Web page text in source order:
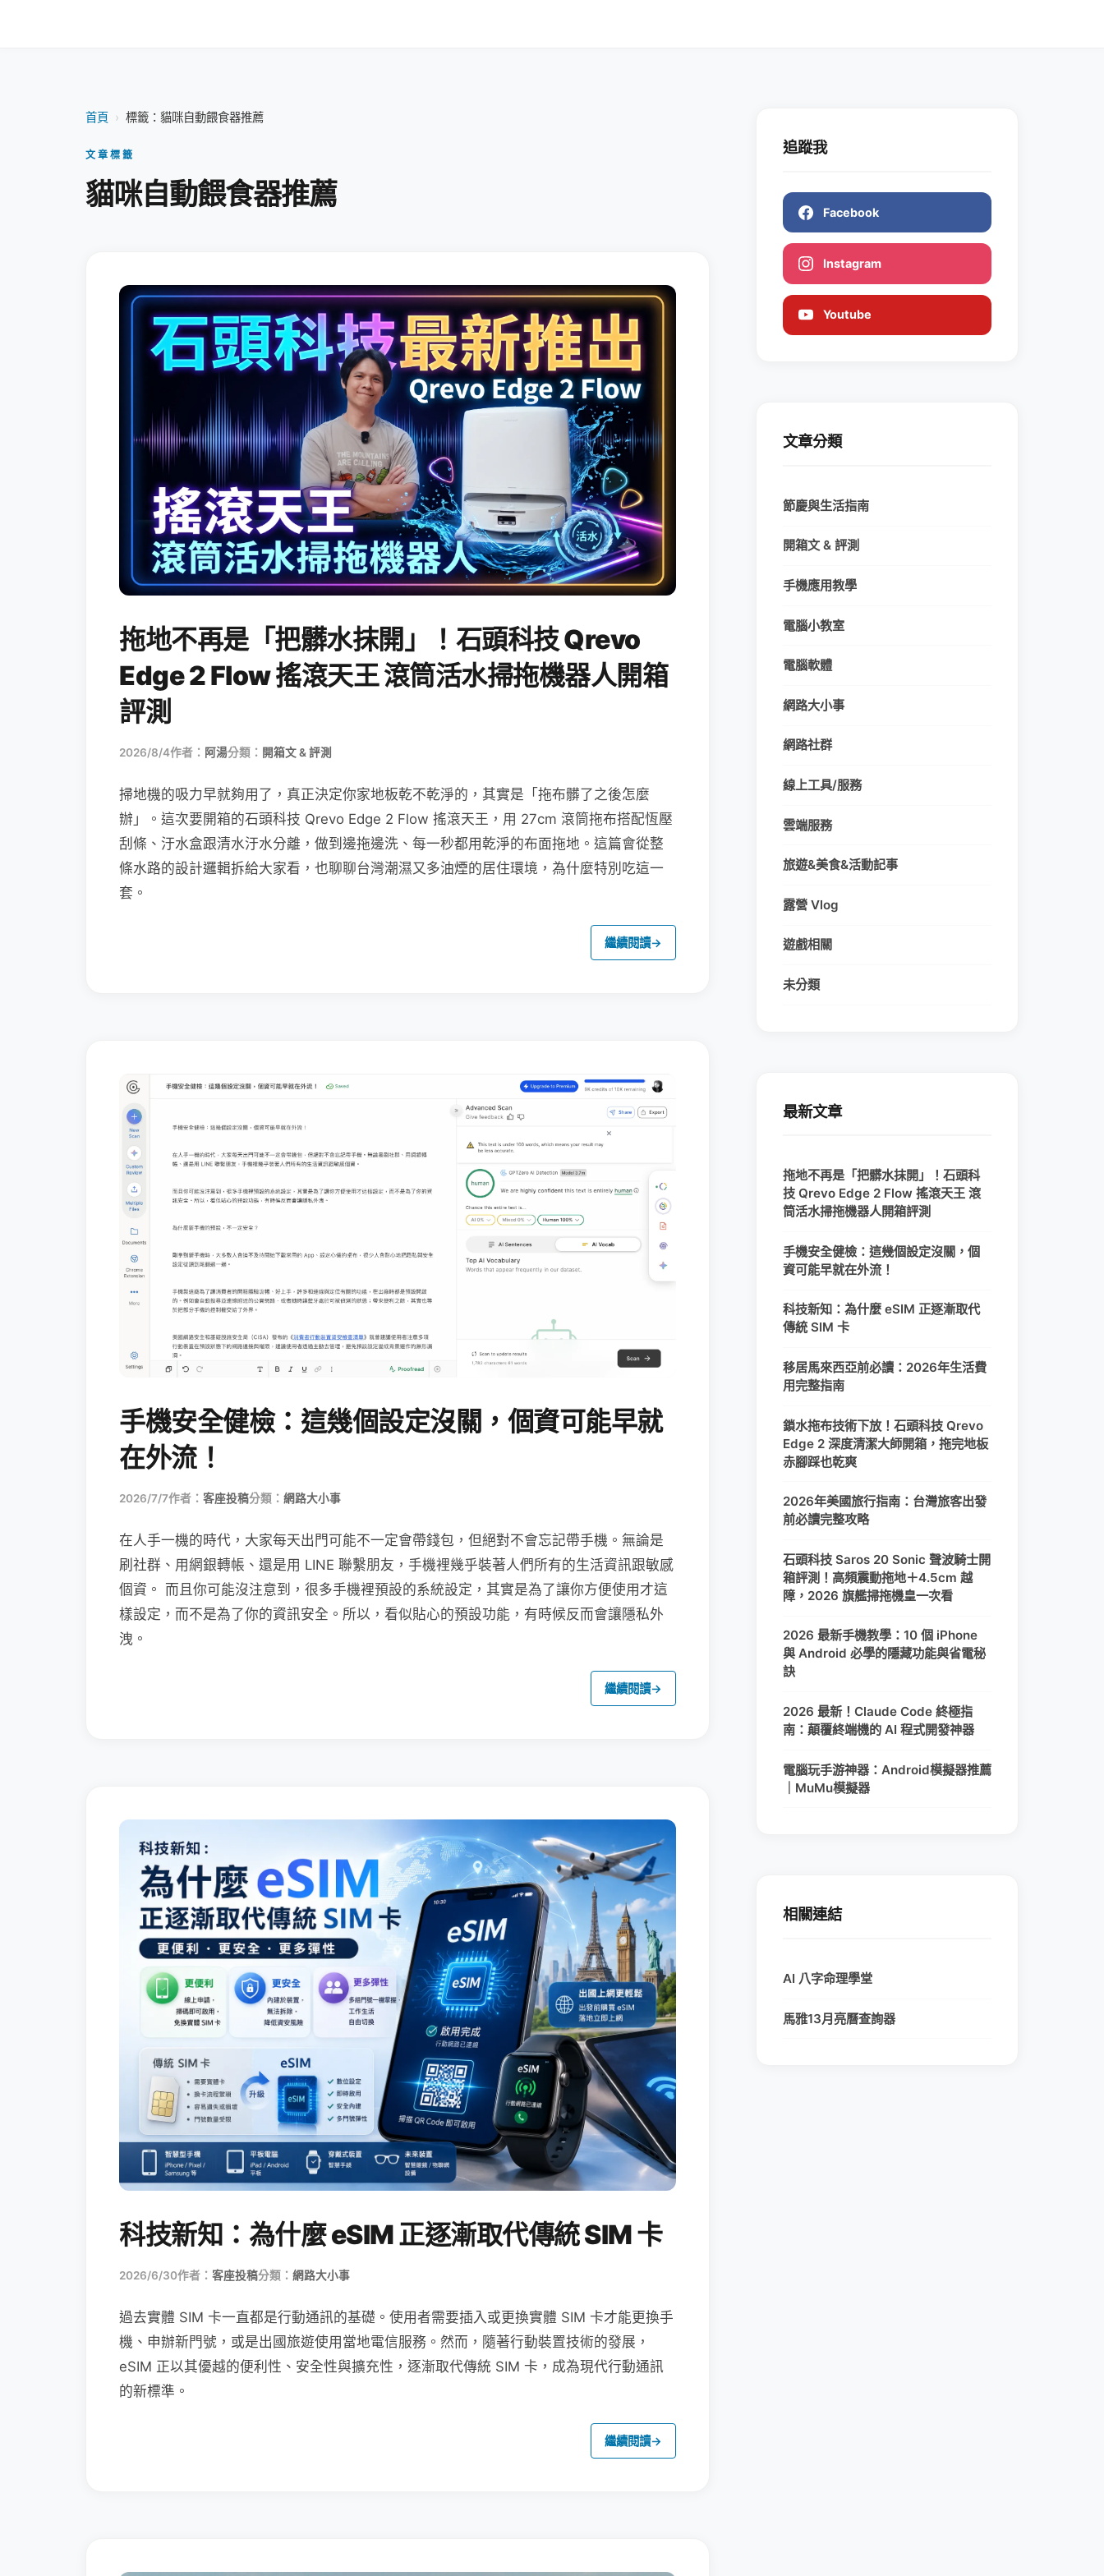
首頁 › 標籤：貓咪自動餵食器推薦
文章標籤
貓咪自動餵食器推薦
拖地不再是「把髒水抹開」！石頭科技 Qrevo
Edge 2 Flow 搖滾天王 滾筒活水掃拖機器人開箱
評測
2026/8/4作者： 阿湯分類： 開箱文 & 評測
掃地機的吸力早就夠用了，真正決定你家地板乾不乾淨的，其實是「拖布髒了之後怎麼
辦」。這次要開箱的石頭科技 Qrevo Edge 2 Flow 搖滾天王，用 27cm 滾筒拖布搭配恆壓
刮條、汙水盒跟清水汙水分離，做到邊拖邊洗、每一秒都用乾淨的布面拖地。這篇會從整
條水路的設計邏輯拆給大家看，也聊聊台灣潮濕又多油煙的居住環境，為什麼特別吃這一
套。
繼續閱讀→
手機安全健檢：這幾個設定沒關，個資可能早就
在外流！
2026/7/7作者： 客座投稿分類： 網路大小事
在人手一機的時代，大家每天出門可能不一定會帶錢包，但絕對不會忘記帶手機。無論是
刷社群、用網銀轉帳、還是用 LINE 聯繫朋友，手機裡幾乎裝著人們所有的生活資訊跟敏感
個資。 而且你可能沒注意到，很多手機裡預設的系統設定，其實是為了讓你方便使用才這
樣設定，而不是為了你的資訊安全。所以，看似貼心的預設功能，有時候反而會讓隱私外
洩。
繼續閱讀→
科技新知：為什麼 eSIM 正逐漸取代傳統 SIM 卡
2026/6/30作者： 客座投稿分類： 網路大小事
過去實體 SIM 卡一直都是行動通訊的基礎。使用者需要插入或更換實體 SIM 卡才能更換手
機、申辦新門號，或是出國旅遊使用當地電信服務。然而，隨著行動裝置技術的發展，
eSIM 正以其優越的便利性、安全性與擴充性，逐漸取代傳統 SIM 卡，成為現代行動通訊
的新標準。
繼續閱讀→
追蹤我
Facebook
Instagram
Youtube
文章分類
節慶與生活指南
開箱文 & 評測
手機應用教學
電腦小教室
電腦軟體
網路大小事
網路社群
線上工具/服務
雲端服務
旅遊&美食&活動記事
露營 Vlog
遊戲相關
未分類
最新文章
拖地不再是「把髒水抹開」！石頭科
技 Qrevo Edge 2 Flow 搖滾天王 滾
筒活水掃拖機器人開箱評測
手機安全健檢：這幾個設定沒關，個
資可能早就在外流！
科技新知：為什麼 eSIM 正逐漸取代
傳統 SIM 卡
移居馬來西亞前必讀：2026年生活費
用完整指南
鎖水拖布技術下放！石頭科技 Qrevo
Edge 2 深度清潔大師開箱，拖完地板
赤腳踩也乾爽
2026年美國旅行指南：台灣旅客出發
前必讀完整攻略
石頭科技 Saros 20 Sonic 聲波騎士開
箱評測！高頻震動拖地＋4.5cm 越
障，2026 旗艦掃拖機皇一次看
2026 最新手機教學：10 個 iPhone
與 Android 必學的隱藏功能與省電秘
訣
2026 最新！Claude Code 終極指
南：顛覆終端機的 AI 程式開發神器
電腦玩手游神器：Android模擬器推薦
｜MuMu模擬器
相關連結
AI 八字命理學堂
馬雅13月亮曆查詢器